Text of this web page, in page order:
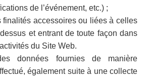
de l’événement, etc.) ;
finalités accessoires ou liées à celles
et entrant de toute façon dans
du Site Web.
données fournies de manière
également suite à une collecte